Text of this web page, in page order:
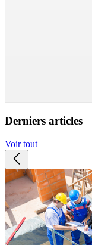
Derniers articles
Voir tout